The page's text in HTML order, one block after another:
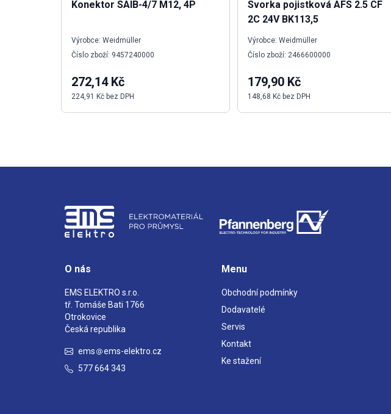
Konektor SAIB-4/7 M12, 4P
Výrobce: Weidmüller
Číslo zboží: 9457240000
272,14 Kč
224,91 Kč bez DPH
Svorka pojistková AFS 2.5 CF
2C 24V BK113,5
Výrobce: Weidmüller
Číslo zboží: 2466600000
179,90 Kč
148,68 Kč bez DPH
O nás
EMS ELEKTRO s.r.o.
tř. Tomáše Bati 1766
Otrokovice
Česká republika
ems
ems-elektro.cz
577 664 343
Menu
Obchodní podmínky
Dodavatelé
Servis
Kontakt
Ke stažení